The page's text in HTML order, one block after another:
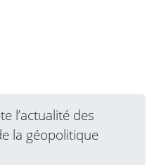
l’actualité des
la géopolitique